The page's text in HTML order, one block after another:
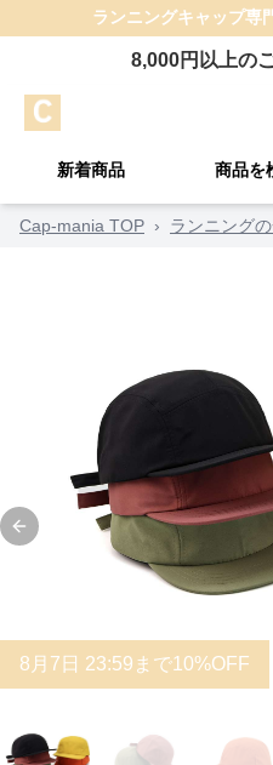
ランニングキャップ専
8,000円以上の
新着商品 商品を
Cap-mania TOP › ランニング
Previous slide
8 月 7 日 23:59まで10%OFF